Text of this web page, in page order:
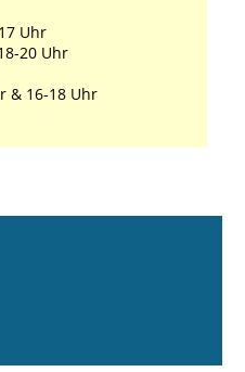
Uhr
20 Uhr
& 16-18 Uhr